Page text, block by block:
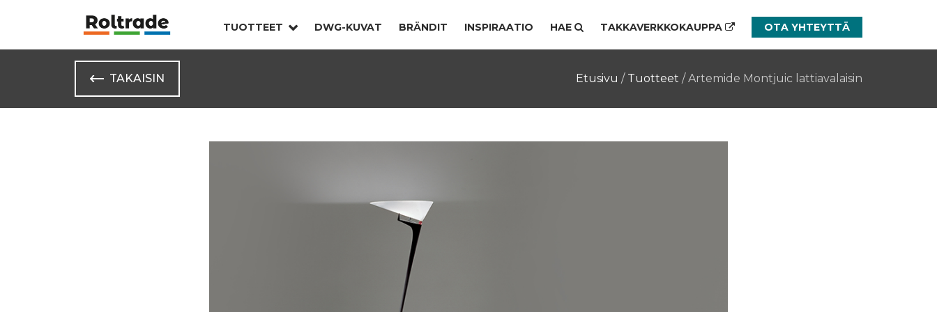
TUOTTEET DWG-KUVAT BRÄNDIT INSPIRAATIO HAE TAKKAVERKKOKAUPPA OTA YHTEYTTÄ
TAKAISIN Etusivu / Tuotteet /Artemide Montjuic lattiavalaisin